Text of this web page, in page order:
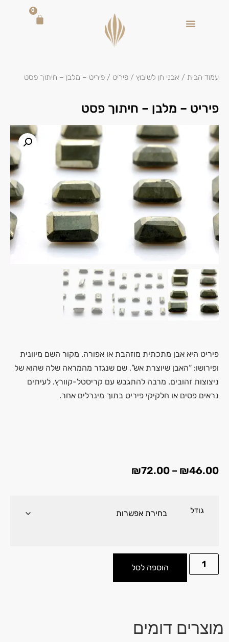
0
עמוד הבית / אבני חן לשיבוץ / פיריט / פיריט – מלבן – חיתוך פסט
פיריט – מלבן – חיתוך פסט
פיריט היא אבן מתכתית מוזהבת או אפורה. מקור השם מיוונית
ופירושו: “האבן שיוצרת אש”, שם שנגזר מהמראה שלה שהוא של
ניצוצות זהובים. מרבה להתגבש עם קריסטל-קוורץ. לעיתים
נראים פסים או חלקיקי פיריט בתוך מינרלים אחר.
₪46.00
–
₪72.00
גודל
הוספה לסל
מוצרים דומים